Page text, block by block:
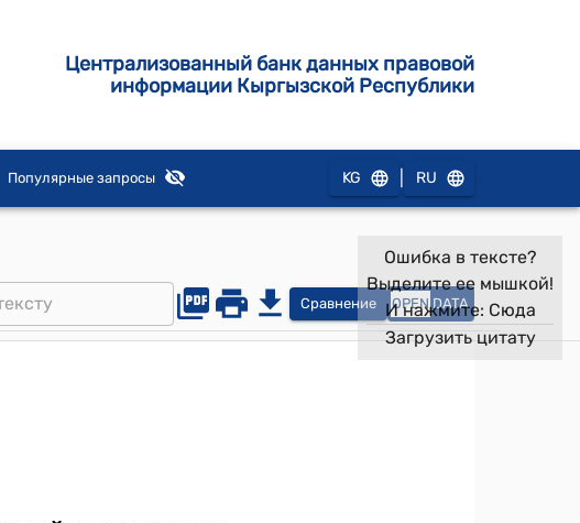
Централизованный банк данных правовой
информации Кыргызской Республики
Популярные запросы KG RU
Сравнение OPEN DATA
Ошибка в тексте?
Выделите ее мышкой!
И нажмите: Сюда
Загрузить цитату